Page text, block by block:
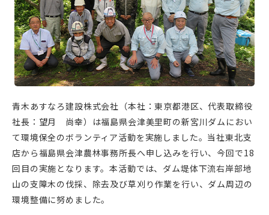
青木あすなろ建設株式会社（本社：東京都港区、代表取締役
社長：望月 尚幸）は福島県会津美里町の新宮川ダムにおい
て環境保全のボランティア活動を実施しました。当社東北支
店から福島県会津農林事務所長へ申し込みを行い、今回で18
回目の実施となります。本活動では、ダム堤体下流右岸部地
山の支障木の伐採、除去及び草刈り作業を行い、ダム周辺の
環境整備に努めました。